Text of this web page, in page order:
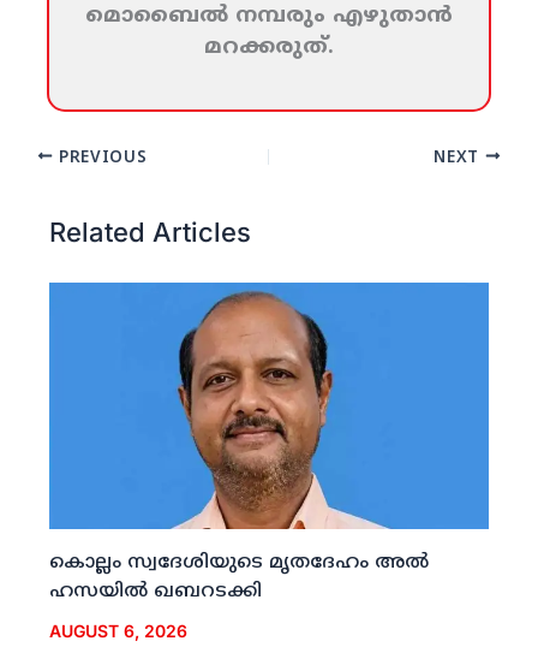
മൊബൈല്‍ നമ്പരും എഴുതാന്‍
മറക്കരുത്‌.
PREVIOUS NEXT
Related Articles
കൊല്ലം സ്വദേശിയുടെ മൃതദേഹം അല്‍
ഹസയില്‍ ഖബറടക്കി
AUGUST 6, 2026